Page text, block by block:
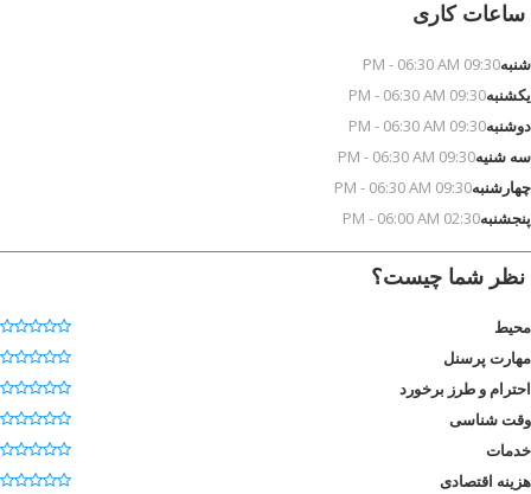
ساعات کاری
شنبه09:30 PM - 06:30 AM
یکشنبه09:30 PM - 06:30 AM
دوشنبه09:30 PM - 06:30 AM
سه شنیه09:30 PM - 06:30 AM
چهارشنبه09:30 PM - 06:30 AM
پنجشنبه02:30 PM - 06:00 AM
نظر شما چیست؟
محیط
مهارت پرسنل
احترام و طرز برخورد
وقت شناسی
خدمات
هزینه اقتصادی